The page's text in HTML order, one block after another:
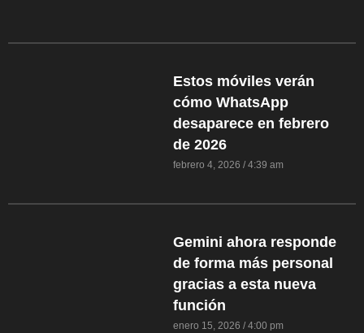
Estos móviles verán
cómo WhatsApp
desaparece en febrero
de 2026
febrero 4, 2026 4:39 am
Gemini ahora responde
de forma más personal
gracias a esta nueva
función
enero 15, 2026 4:00 pm